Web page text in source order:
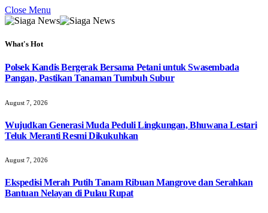
Close Menu
What's Hot
Polsek Kandis Bergerak Bersama Petani untuk Swasembada
Pangan, Pastikan Tanaman Tumbuh Subur
August 7, 2026
Wujudkan Generasi Muda Peduli Lingkungan, Bhuwana Lestari
Teluk Meranti Resmi Dikukuhkan
August 7, 2026
Ekspedisi Merah Putih Tanam Ribuan Mangrove dan Serahkan
Bantuan Nelayan di Pulau Rupat